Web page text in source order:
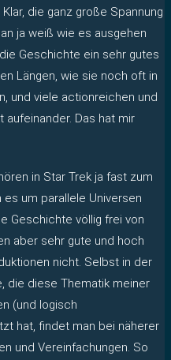
die ganz große Spannung
ja weiß wie es ausgehen
Geschichte ein sehr gutes
Längen, wie sie noch oft in
und viele actionreichen und
Das hat mir
in Star Trek ja fast zum
um parallele Universen
Geschichte völlig frei von
aber sehr gute und hoch
nicht. Selbst in der
die diese Thematik meiner
(und logisch
hat, findet man bei näherer
und Vereinfachungen. So